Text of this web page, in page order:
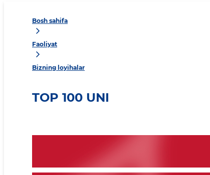
Bosh sahifa
Faoliyat
Bizning loyihalar
TOP 100 UNI